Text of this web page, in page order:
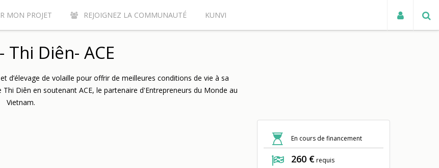
MON PROJET REJOIGNEZ LA COMMUNAUTÉ KUNVI
CONTRIBUER SUR LE SITE DE CROWDFUNDING KUNVI ?
Thi Diên- ACE
d’élevage de volaille pour offrir de meilleures conditions de vie à sa
Diên en soutenant ACE, le partenaire d'Entrepreneurs du Monde au
Vietnam.
En cours de financement
260 €requis